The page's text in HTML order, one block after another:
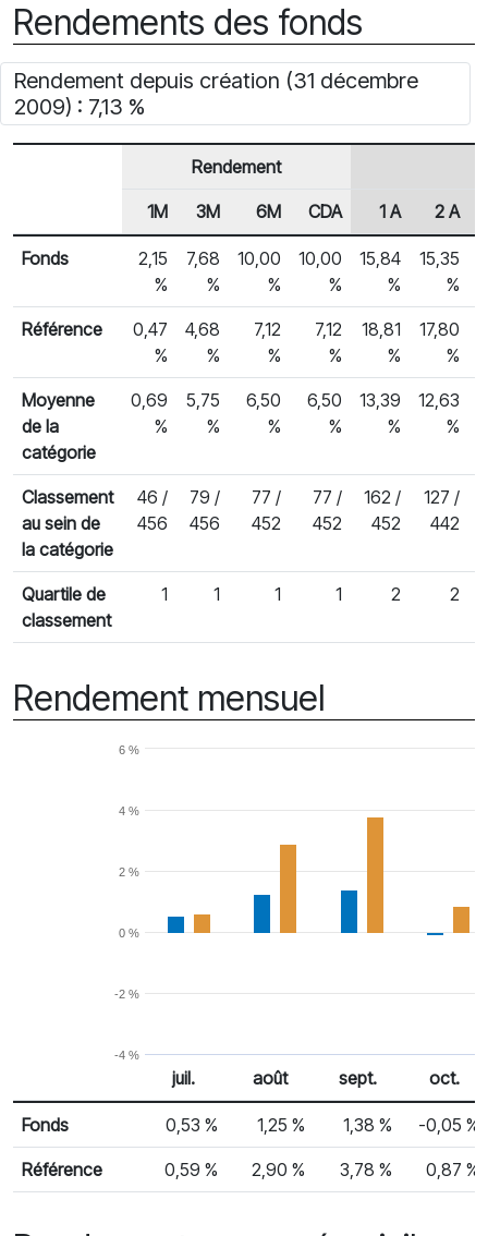
Rendements des fonds
Rendement depuis création (31 décembre
2009) : 7,13 %
Rendements des fonds
En-tête de ligne
Rendement
1M 3M 6M CDA 1 A 2 A
Fonds
2,15
%
7,68
%
10,00
%
10,00
%
15,84
%
15,35
%
Référence
0,47
%
4,68
%
7,12
%
7,12
%
18,81
%
17,80
%
Moyenne
de la
catégorie
0,69
%
5,75
%
6,50
%
6,50
%
13,39
%
12,63
%
Classement
au sein de
la catégorie
46 /
456
79 /
456
77 /
452
77 /
452
162 /
452
127 /
442
Quartile de
classement
1 1 1 1 2 2
Rendement mensuel
-4 %
-2 %
0 %
2 %
4 %
6 %
Rendement mensuel
% Rendement
juil. août sept. oct.
Fonds 0,53 % 1,25 % 1,38 % -0,05 %
Référence 0,59 % 2,90 % 3,78 % 0,87 %